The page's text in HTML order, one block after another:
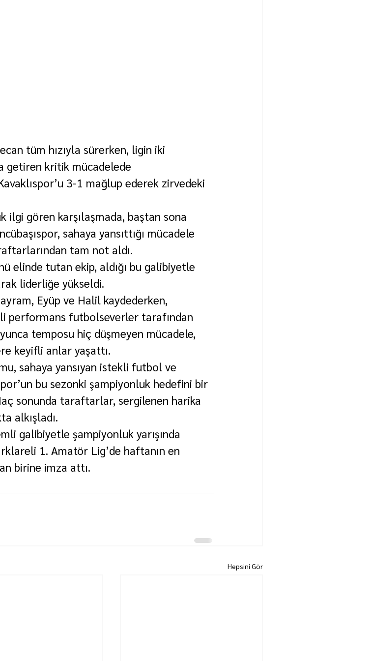
tüm hızıyla sürerken, ligin iki
getiren kritik mücadelede
3-1 mağlup ederek zirvedeki
ilgi gören karşılaşmada, baştan sona
sahaya yansıttığı mücadele
tam not aldı.
elinde tutan ekip, aldığı bu galibiyetle
liderliğe yükseldi.
Eyüp ve Halil kaydederken,
performans futbolseverler tarafından
temposu hiç düşmeyen mücadele,
keyifli anlar yaşattı.
sahaya yansıyan istekli futbol ve
bu sezonki şampiyonluk hedefini bir
sonunda taraftarlar, sergilenen harika
alkışladı.
galibiyetle şampiyonluk yarışında
1. Amatör Lig’de haftanın en
birine imza attı.
Hepsini Gör